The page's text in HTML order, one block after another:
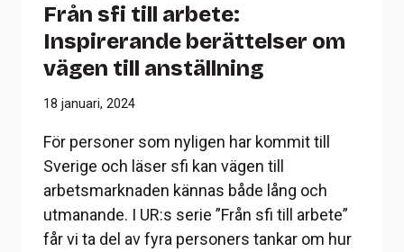
Från sfi till arbete:
Inspirerande berättelser om
vägen till anställning
18 januari, 2024
För personer som nyligen har kommit till
Sverige och läser sfi kan vägen till
arbetsmarknaden kännas både lång och
utmanande. I UR:s serie ”Från sfi till arbete”
får vi ta del av fyra personers tankar om hur